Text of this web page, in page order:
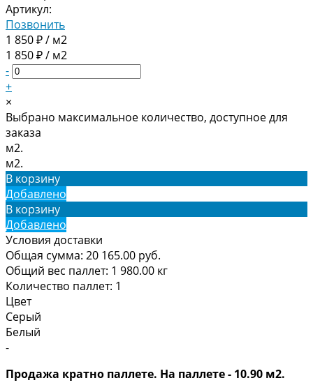
Артикул:
Позвонить
1 850 ₽ / м2
1 850 ₽ / м2
-
+
×
Выбрано максимальное количество, доступное для
заказа
м2.
м2.
В корзину
Добавлено
В корзину
Добавлено
Условия доставки
Общая сумма: 20 165.00 руб.
Общий вес паллет: 1 980.00 кг
Количество паллет: 1
Цвет
Серый
Белый
-
Продажа кратно паллете. На паллете - 10.90 м2.